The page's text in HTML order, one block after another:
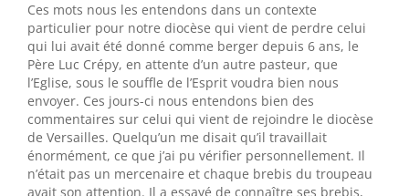
Ces mots nous les entendons dans un contexte
particulier pour notre diocèse qui vient de perdre celui
qui lui avait été donné comme berger depuis 6 ans, le
Père Luc Crépy, en attente d’un autre pasteur, que
l’Eglise, sous le souffle de l’Esprit voudra bien nous
envoyer. Ces jours-ci nous entendons bien des
commentaires sur celui qui vient de rejoindre le diocèse
de Versailles. Quelqu’un me disait qu’il travaillait
énormément, ce que j’ai pu vérifier personnellement. Il
n’était pas un mercenaire et chaque brebis du troupeau
avait son attention. Il a essayé de connaître ses brebis,